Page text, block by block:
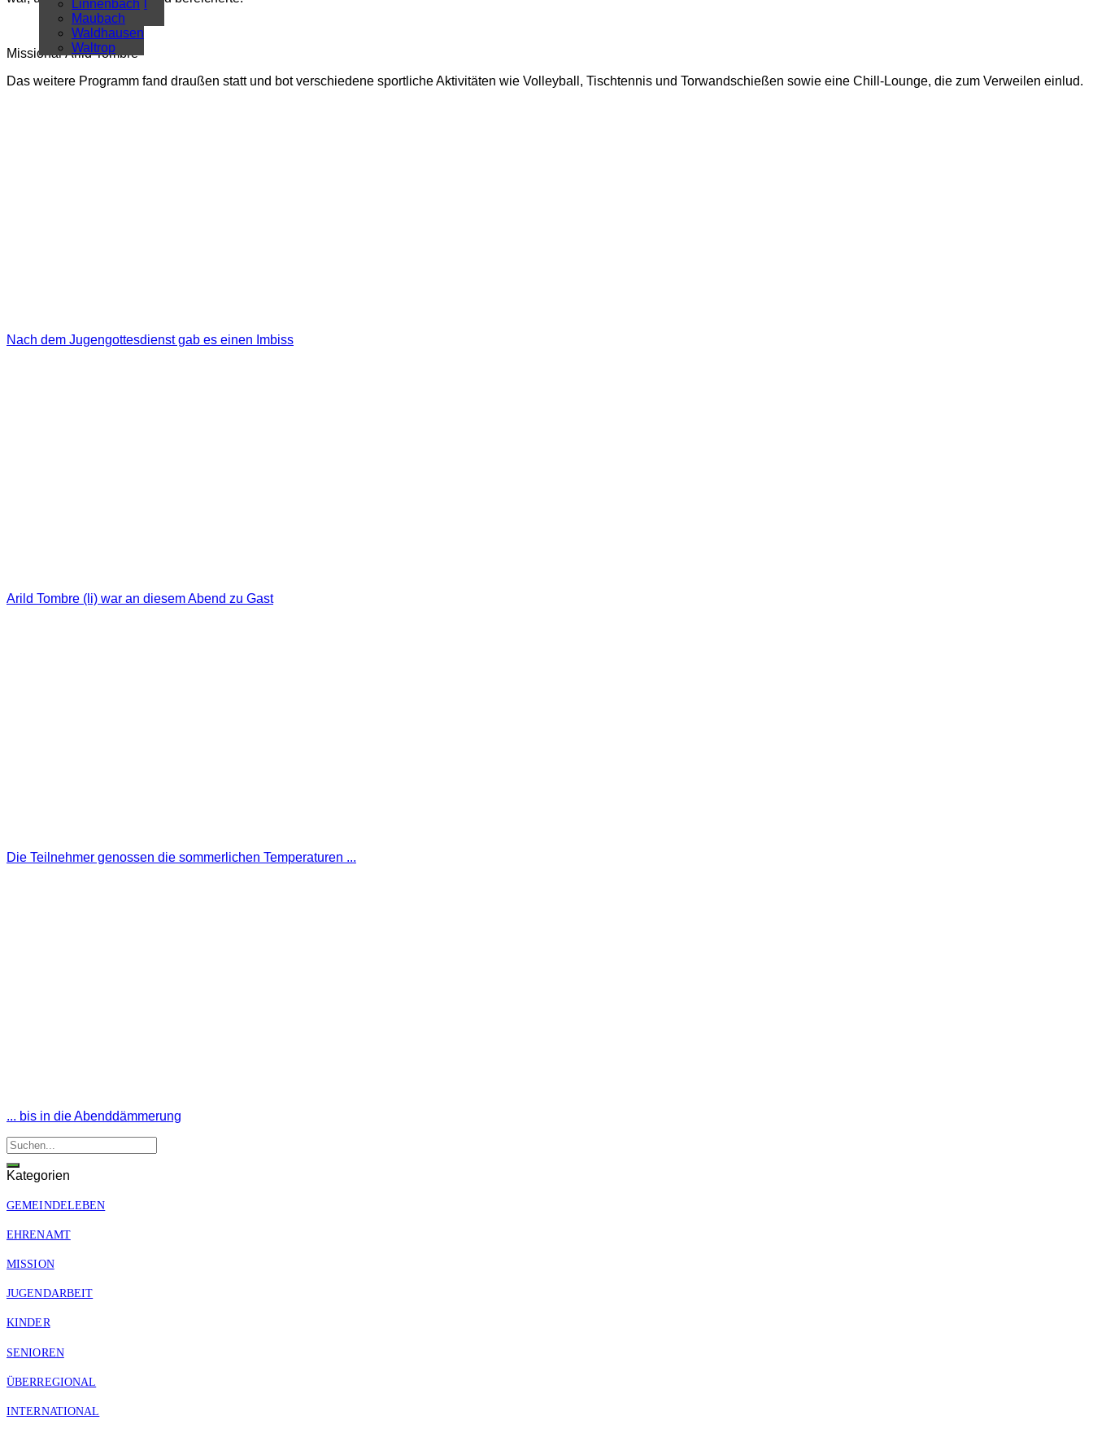
Überregional
Alle Artikel
Linnenbach
Maubach
Waldhausen
Waltrop
Missionar Arild Tombre
Das weitere Programm fand draußen statt und bot verschiedene sportliche Aktivitäten wie Volleyball, Tischtennis und Torwandschießen sowie eine Chill-Lounge, die zum Verweilen einlud.
Nach dem Jugengottesdienst gab es einen Imbiss
Arild Tombre (li) war an diesem Abend zu Gast
Die Teilnehmer genossen die sommerlichen Temperaturen ...
... bis in die Abenddämmerung
Kategorien
GEMEINDELEBEN
EHRENAMT
MISSION
JUGENDARBEIT
KINDER
SENIOREN
ÜBERREGIONAL
INTERNATIONAL